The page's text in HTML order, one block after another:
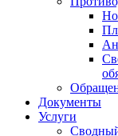
Документы
Услуги